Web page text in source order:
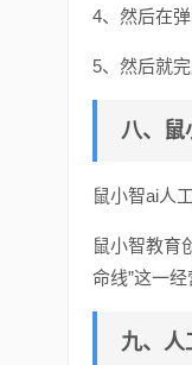
4、然后在
5、然后就完
八、鼠
鼠小智ai人
鼠小智教育
命线”这一
九、人